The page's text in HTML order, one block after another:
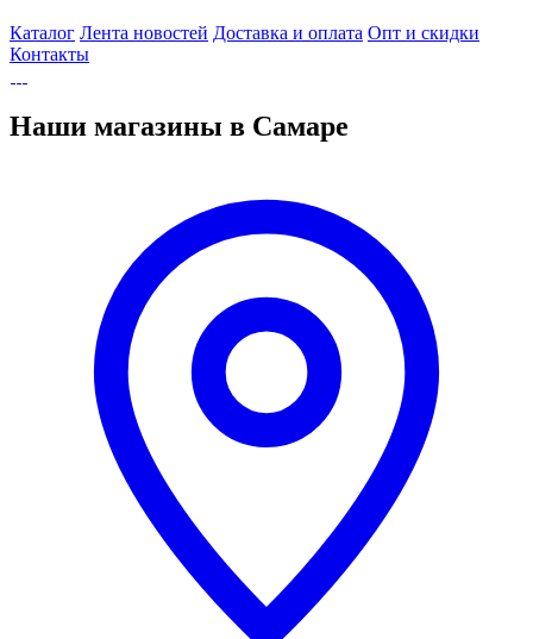
Каталог Лента новостей Доставка и оплата Опт и скидки
Контакты
Наши магазины в Самаре